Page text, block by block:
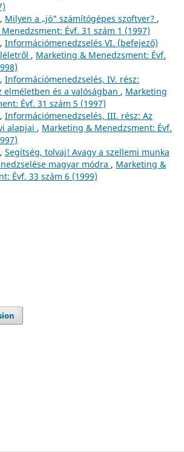
Milyen a „jó" számítógépes szoftver? ,
Évf. 31 szám 1 (1997)
Információmenedzselés VI. (befejező)
, Marketing & Menedzsment: Évf.
Információmenedzselés, IV. rész:
elméletben és a valóságban , Marketing
Évf. 31 szám 5 (1997)
Információmenedzselés, III. rész: Az
alapjai , Marketing & Menedzsment: Évf.
Segítség, tolvaj! Avagy a szellemi munka
magyar módra , Marketing &
Évf. 33 szám 6 (1999)